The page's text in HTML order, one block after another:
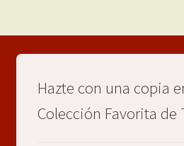
Hazte con una copia
Colección Favorita de